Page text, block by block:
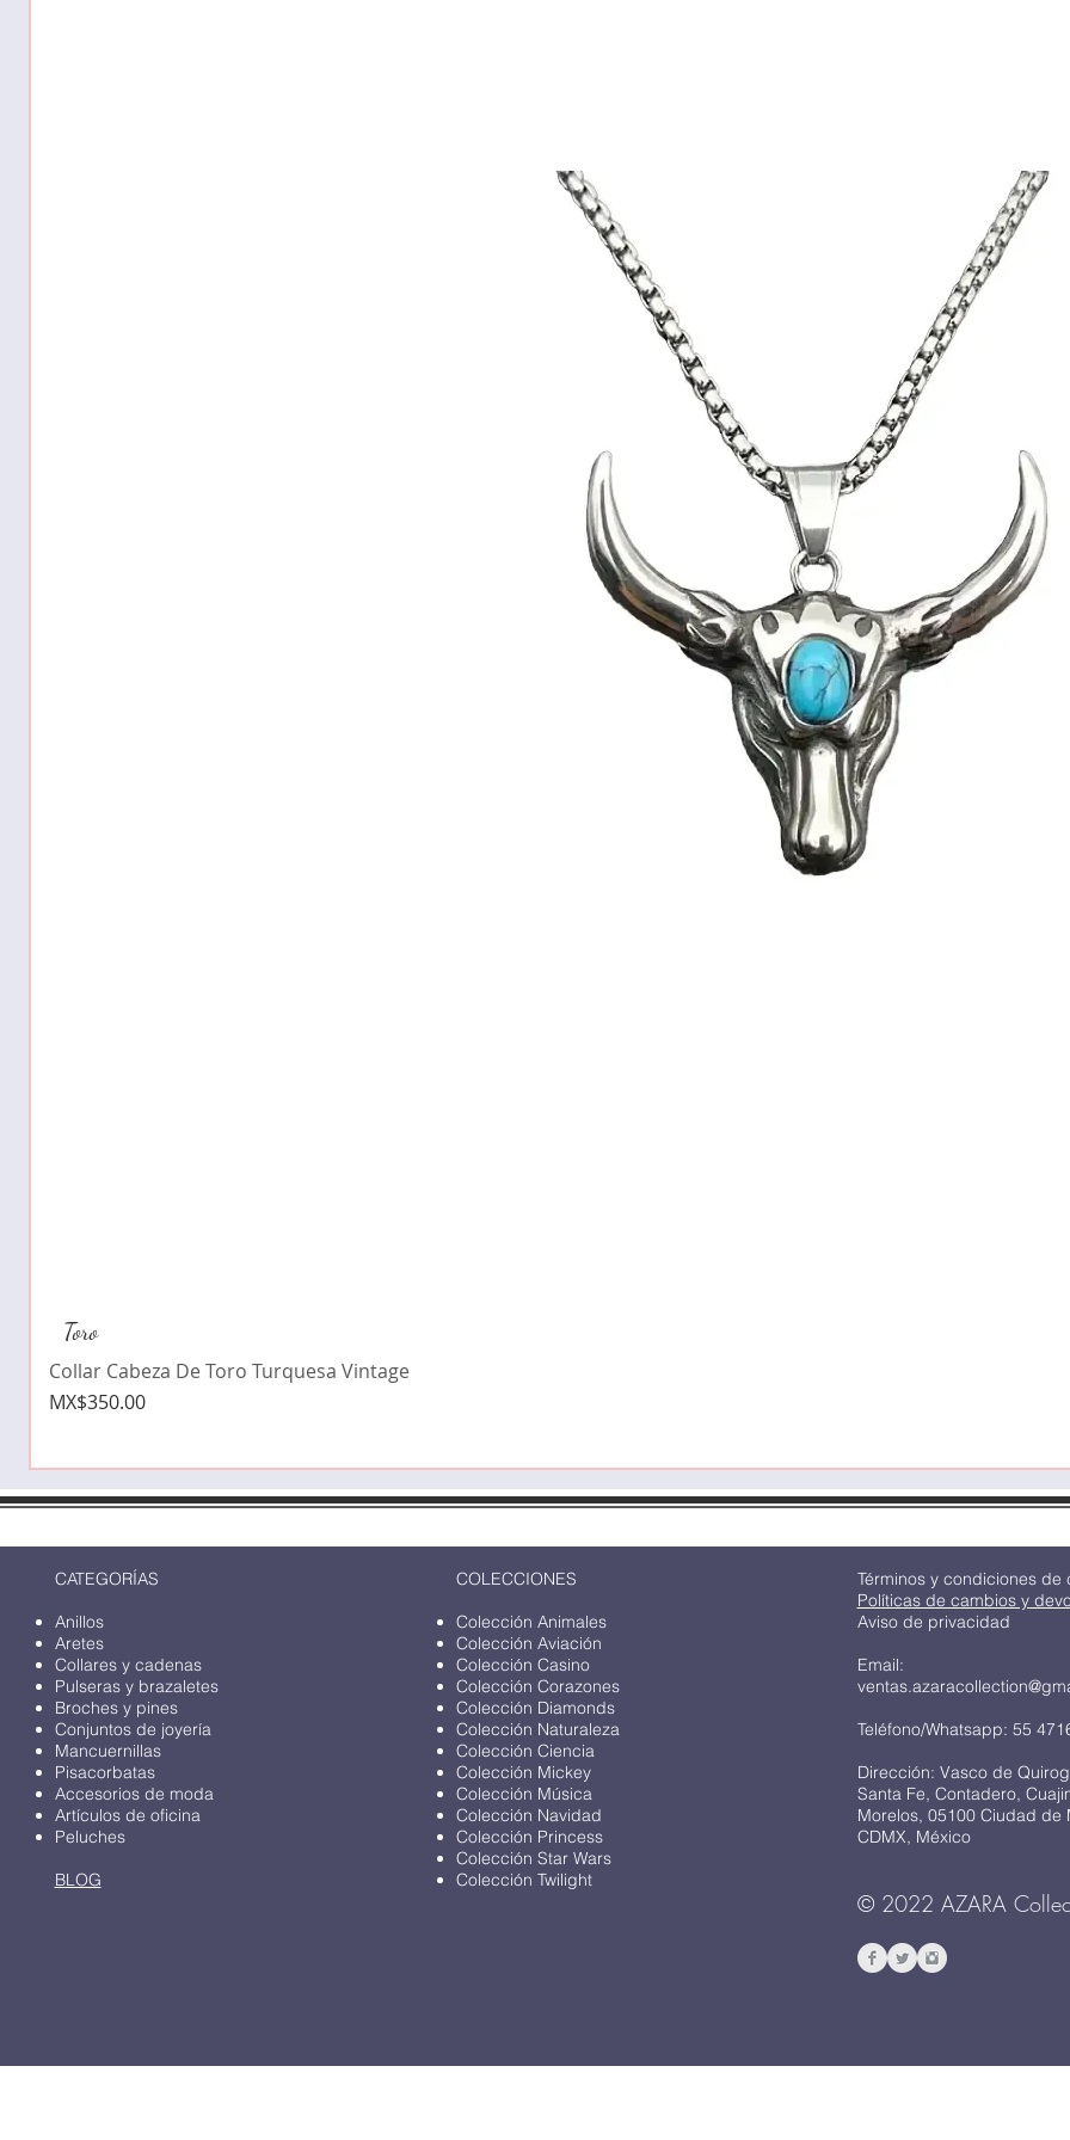
Toro
Collar Cabeza De Toro Turquesa Vintage
Price
MX$350.00
CATEGORÍAS
Anillos
Aretes
Collares y cadenas
Pulseras y brazaletes
Broches y pines
Conjuntos de joyería
Mancuernillas
Pisacorbatas
Accesorios de moda
Artículos de oficina
Peluches
BLOG
COLECCIONES
Colección Animales
Colección Aviación
Colección Casino
Colección Corazones
Colección Diamonds
Colección Naturaleza
Colección Ciencia
Colección Mickey
Colección Música
Colección Navidad
Colección Princess
Colección Star Wars
Colección Twilight
Términos y condiciones de
Políticas de cambios y
Aviso de privacidad
Email:
Teléfono/Whatsapp: 55
Dirección: Vasco de
Santa Fe, Contadero,
Morelos, 05100 Ciudad de
CDMX, México
© 2022 AZARA